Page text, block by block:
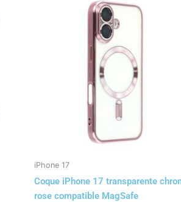
iPhone 17
Coque iPhone 17 transparente
rose compatible MagSafe